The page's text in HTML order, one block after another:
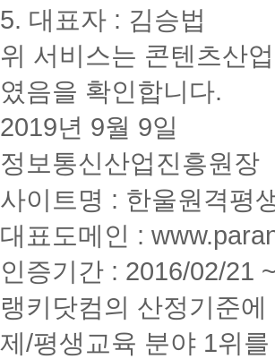
5. 대표자 : 김승법
위 서비스는 콘텐츠산
였음을 확인합니다.
2019년 9월 9일
정보통신산업진흥원장
사이트명 : 한울원격평
대표도메인 :
인증기간 : 2016/02/21
랭키닷컴의 산정기준
제/평생교육 분야 1위